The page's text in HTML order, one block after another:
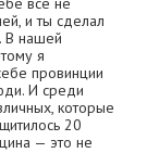
и ты сделал
В нашей
я
провинции
И среди
которые
20
— это не